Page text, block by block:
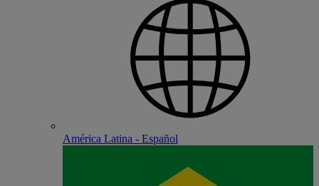
América Latina - Español